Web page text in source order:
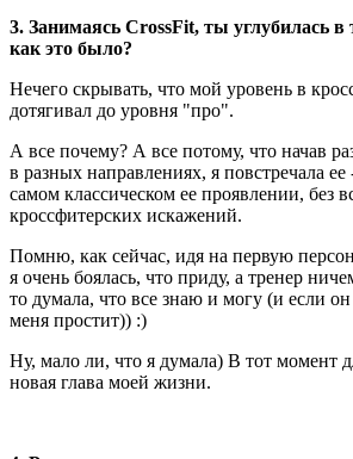
3. Занимаясь CrossFit, ты углубилась в
как это было?
Нечего скрывать, что мой уровень в
дотягивал до уровня "про".
А все почему? А все потому, что начав
в разных направлениях, я повстречала
самом классическом ее проявлении, без
кроссфитерских искажений.
Помню, как сейчас, идя на первую
я очень боялась, что приду, а тренер
то думала, что все знаю и могу (и если он
меня простит)) :)
Ну, мало ли, что я думала) В тот момент
новая глава моей жизни.